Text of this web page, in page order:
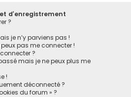
d’enregistrement
?
je n’y parviens pas !
pas me connecter !
?
mais je ne peux plus me
!
déconnecté ?
du forum » ?